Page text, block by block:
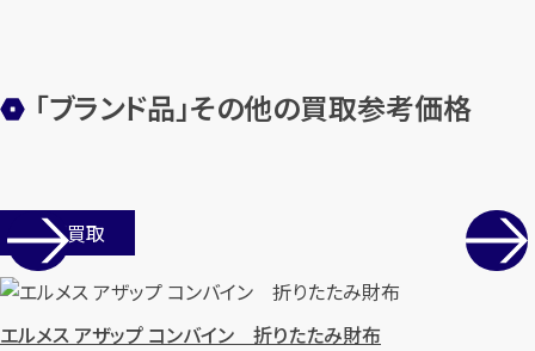
「ブランド品」その他の買取参考価格
店舗買取
エルメス アザップ コンバイン 折りたたみ財布